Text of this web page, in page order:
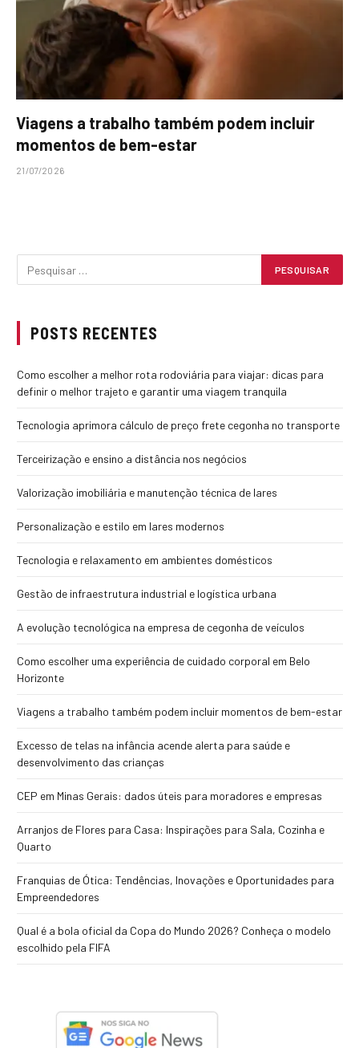
Viagens a trabalho também podem incluir
momentos de bem-estar
21/07/2026
POSTS RECENTES
Como escolher a melhor rota rodoviária para viajar: dicas para
definir o melhor trajeto e garantir uma viagem tranquila
Tecnologia aprimora cálculo de preço frete cegonha no transporte
Terceirização e ensino a distância nos negócios
Valorização imobiliária e manutenção técnica de lares
Personalização e estilo em lares modernos
Tecnologia e relaxamento em ambientes domésticos
Gestão de infraestrutura industrial e logística urbana
A evolução tecnológica na empresa de cegonha de veículos
Como escolher uma experiência de cuidado corporal em Belo
Horizonte
Viagens a trabalho também podem incluir momentos de bem-estar
Excesso de telas na infância acende alerta para saúde e
desenvolvimento das crianças
CEP em Minas Gerais: dados úteis para moradores e empresas
Arranjos de Flores para Casa: Inspirações para Sala, Cozinha e
Quarto
Franquias de Ótica: Tendências, Inovações e Oportunidades para
Empreendedores
Qual é a bola oficial da Copa do Mundo 2026? Conheça o modelo
escolhido pela FIFA